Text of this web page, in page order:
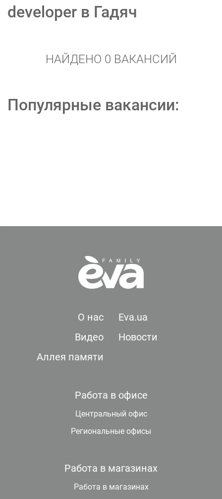
developer в Гадяч
НАЙДЕНО 0 ВАКАНСИЙ
Популярные вакансии:
О нас
Eva.ua
Видео
Новости
Аллея памяти
Работа в офисе
Центральный офис
Региональные офисы
Работа в магазинах
Работа в магазинах